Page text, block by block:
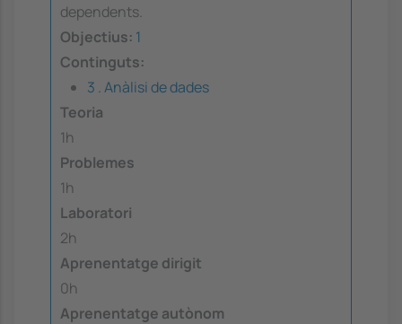
dependents.
Objectius: 1
Continguts:
3 . Anàlisi de dades
Teoria
1h
Problemes
1h
Laboratori
2h
Aprenentatge dirigit
0h
Aprenentatge autònom